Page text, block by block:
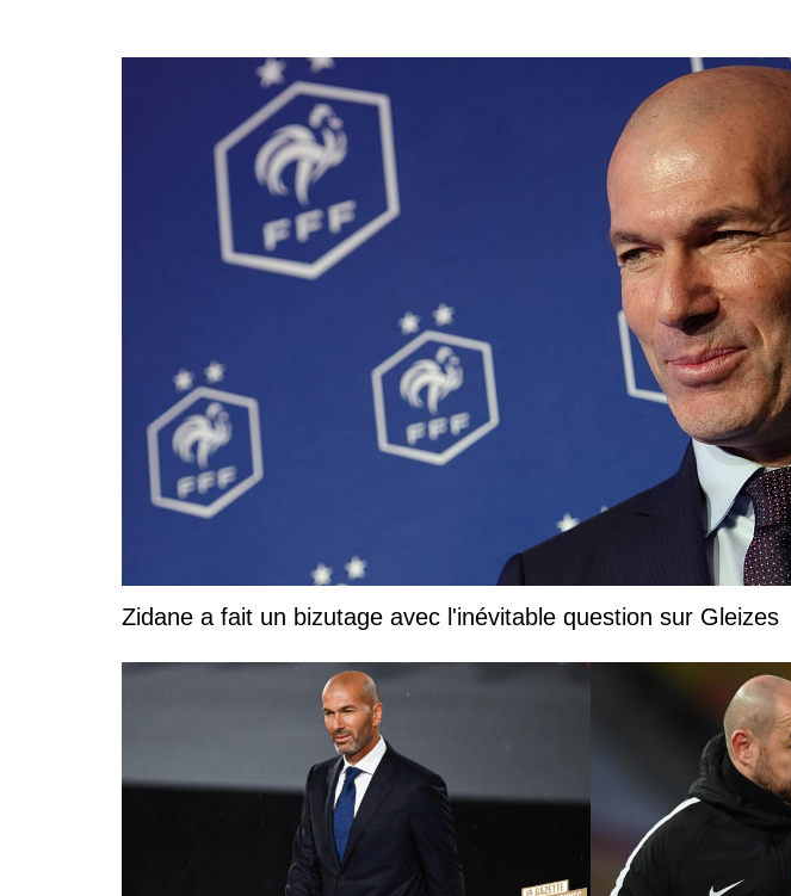
Zidane a fait un bizutage avec l'inévitable question sur Gleizes